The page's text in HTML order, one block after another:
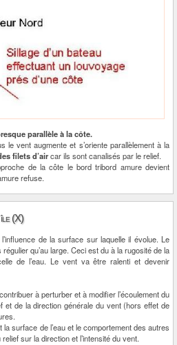
parallèle à la côte.
le vent augmente et s’oriente parallèlement à la
filets d’aircar ils sont canalisés par le relief.
de la côte le bord tribord amure devient
refuse.
île (X)
de la surface sur laquelle il évolue. Le
qu’au large. Ceci est du à la rugosité de la
de l’eau. Le vent va être ralenti et devenir
à perturber et à modifier l’écoulement du
et de la direction générale du vent (hors effet de
surface de l’eau et le comportement des autres
sur la direction et l’intensité du vent.